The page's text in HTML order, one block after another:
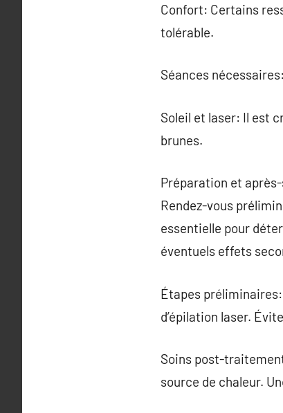
Confort: Certains
tolérable.
Séances
Soleil et laser: Il est
brunes.
Préparation et
Rendez-vous
essentielle pour
éventuels effets
Étapes
d’épilation laser.
Soins post-
source de chaleur.